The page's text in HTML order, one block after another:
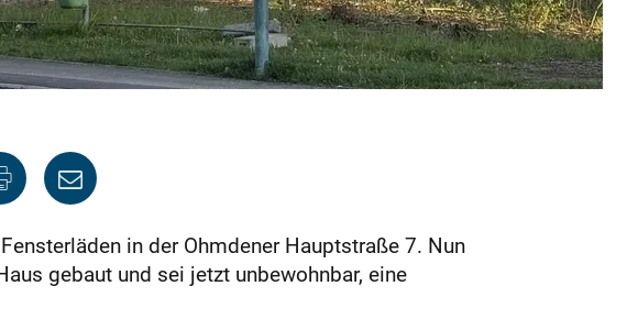
in der Ohmdener Hauptstraße 7. Nun
gebaut und sei jetzt unbewohnbar, eine